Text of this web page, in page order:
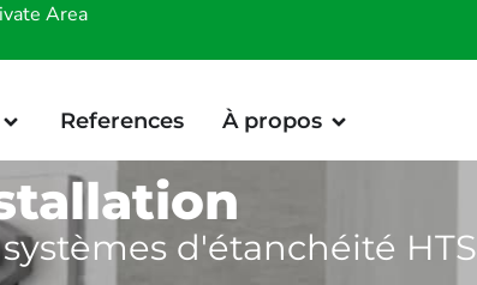
Area
References À propos
d'étanchéité HTS